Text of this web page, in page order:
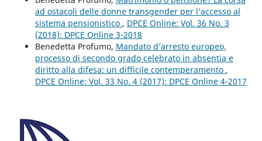
ad ostacoli delle donne transgender per l’accesso al
sistema pensionistico , DPCE Online: Vol. 36 No. 3
(2018): DPCE Online 3-2018
Benedetta Profumo, Mandato d’arresto europeo,
processo di secondo grado celebrato in absentia e
diritto alla difesa: un difficile contemperamento ,
DPCE Online: Vol. 33 No. 4 (2017): DPCE Online 4-2017